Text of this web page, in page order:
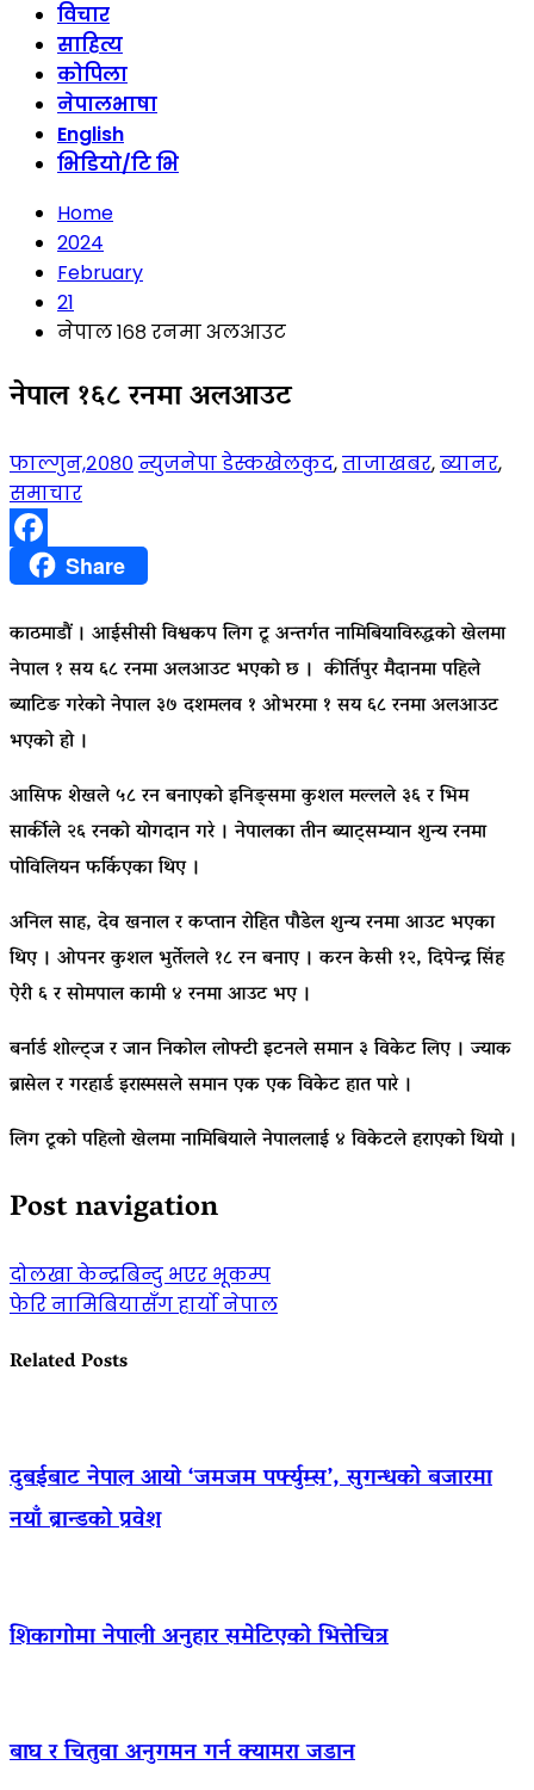
विचार
साहित्य
कोपिला
नेपालभाषा
English
भिडियो/टि भि
Home
2024
February
21
नेपाल १६८ रनमा अलआउट
नेपाल १६८ रनमा अलआउट
फाल्गुन,२०८० न्युजनेपा डेस्कखेलकुद,ताजाखबर,ब्यानर,
समाचार
FacebookShare
काठमाडौं । आईसीसी विश्वकप लिग टू अन्तर्गत नामिबियाविरुद्धको खेलमा
नेपाल १ सय ६८ रनमा अलआउट भएको छ । कीर्तिपुर मैदानमा पहिले
ब्याटिङ गरेको नेपाल ३७ दशमलव १ ओभरमा १ सय ६८ रनमा अलआउट
भएको हो ।
आसिफ शेखले ५८ रन बनाएको इनिङ्समा कुशल मल्लले ३६ र भिम
सार्कीले २६ रनको योगदान गरे । नेपालका तीन ब्याट्सम्यान शुन्य रनमा
पोविलियन फर्किएका थिए ।
अनिल साह, देव खनाल र कप्तान रोहित पौडेल शुन्य रनमा आउट भएका
थिए । ओपनर कुशल भुर्तेलले १८ रन बनाए । करन केसी १२, दिपेन्द्र सिंह
ऐरी ६ र सोमपाल कामी ४ रनमा आउट भए ।
बर्नार्ड शोल्ट्ज र जान निकोल लोफ्टी इटनले समान ३ विकेट लिए । ज्याक
ब्रासेल र गरहार्ड इरास्मसले समान एक एक विकेट हात पारे ।
लिग टूको पहिलो खेलमा नामिबियाले नेपाललाई ४ विकेटले हराएको थियो ।
Post navigation
दोलखा केन्द्रबिन्दु भएर भूकम्प
फेरि नामिबियासँग हार्यो नेपाल
Related Posts
दुबईबाट नेपाल आयो ‘जमजम पर्फ्युम्स’, सुगन्धको बजारमा
नयाँ ब्रान्डको प्रवेश
शिकागोमा नेपाली अनुहार समेटिएको भित्तेचित्र
बाघ र चितुवा अनुगमन गर्न क्यामरा जडान